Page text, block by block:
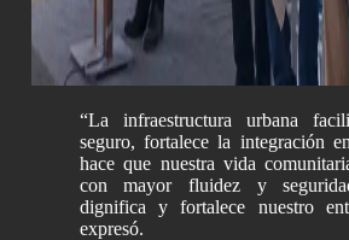
“La infraestructura urbana
seguro, fortalece la integración
hace que nuestra vida
con mayor fluidez y
dignifica y fortalece nuestro
expresó.